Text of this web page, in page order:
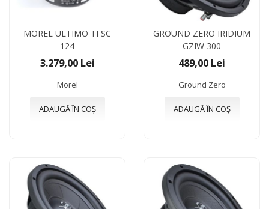
MOREL ULTIMO TI SC
124
3.279,00 Lei
Morel
ADAUGĂ ÎN COȘ
GROUND ZERO IRIDIUM
GZIW 300
489,00 Lei
Ground Zero
ADAUGĂ ÎN COȘ